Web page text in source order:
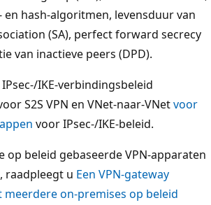
en hash-algoritmen, levensduur van
(SA), perfect forward secrecy
van inactieve peers (DPD).
IKE-verbindingsbeleid
S2S VPN en VNet-naar-VNetvoor
voor IPsec-/IKE-beleid.
op beleid gebaseerde VPN-apparaten
raadpleegt u Een VPN-gateway
on-premises op beleid